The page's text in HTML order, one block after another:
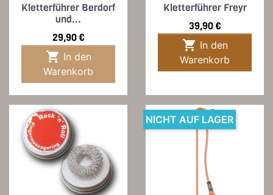
Kletterführer Berdorf
und...
Preis
29,90 €

Warenkorb
Kletterführer Freyr
Preis
39,90 €

Warenkorb
NICHT AUF LAGER